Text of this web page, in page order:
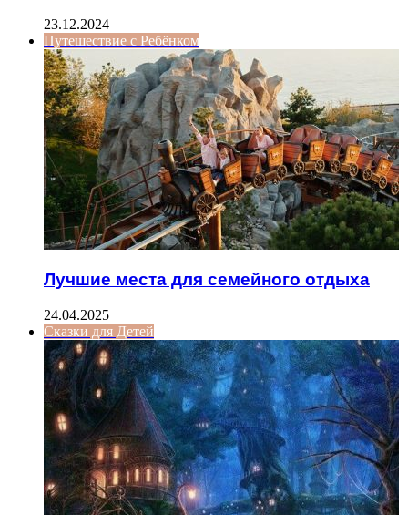
23.12.2024
Путешествие с Ребёнком
Лучшие места для семейного отдыха
24.04.2025
Сказки для Детей